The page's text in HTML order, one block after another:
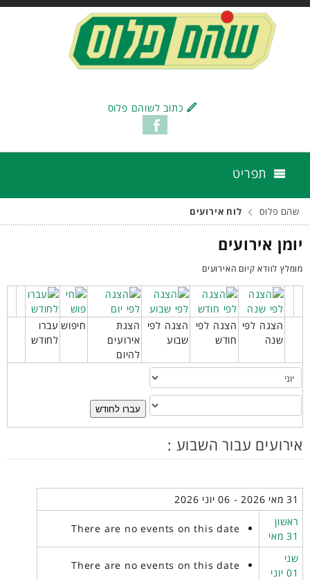
כתוב לשוהם פלוס
תפריט
שהם פלוס לוח אירועים
יומן אירועים
מומלץ לוודא קיום האירועים
הצגה לפי
שנה
הצגה לפי
חודש
הצגה לפי
שבוע
הצגת
אירועים
להיום
חיפוש עברו
לחודש
עברו לחודש
אירועים עבור השבוע :
31 מאי 2026 - 06 יוני 2026
ראשון
31 מאי
There are no events on this date
שני
01 יוני
There are no events on this date